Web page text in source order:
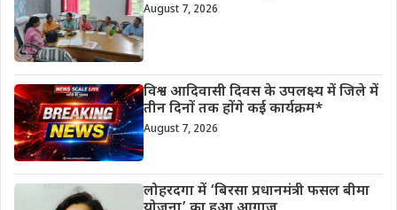
August 7, 2026
विश्व आदिवासी दिवस के उपलक्ष्य में जिले में
तीन दिनों तक होंगे कई कार्यक्रम*
August 7, 2026
लोहरदगा में ‘बिरसा प्रधानमंत्री फसल बीमा